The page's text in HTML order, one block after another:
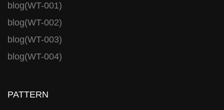
blog(WT-001)
blog(WT-002)
blog(WT-003)
blog(WT-004)
PATTERN